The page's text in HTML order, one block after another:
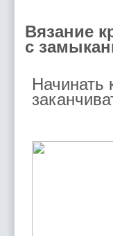
Вязание
с
Начинать